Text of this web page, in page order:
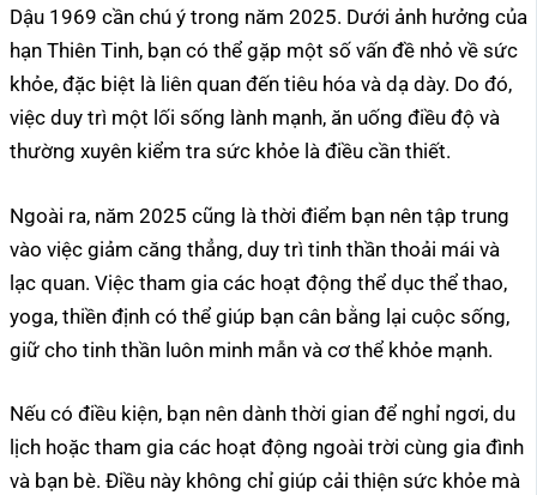
Dậu 1969 cần chú ý trong năm 2025. Dưới ảnh hưởng của
hạn Thiên Tinh, bạn có thể gặp một số vấn đề nhỏ về sức
khỏe, đặc biệt là liên quan đến tiêu hóa và dạ dày. Do đó,
việc duy trì một lối sống lành mạnh, ăn uống điều độ và
thường xuyên kiểm tra sức khỏe là điều cần thiết.
Ngoài ra, năm 2025 cũng là thời điểm bạn nên tập trung
vào việc giảm căng thẳng, duy trì tinh thần thoải mái và
lạc quan. Việc tham gia các hoạt động thể dục thể thao,
yoga, thiền định có thể giúp bạn cân bằng lại cuộc sống,
giữ cho tinh thần luôn minh mẫn và cơ thể khỏe mạnh.
Nếu có điều kiện, bạn nên dành thời gian để nghỉ ngơi, du
lịch hoặc tham gia các hoạt động ngoài trời cùng gia đình
và bạn bè. Điều này không chỉ giúp cải thiện sức khỏe mà